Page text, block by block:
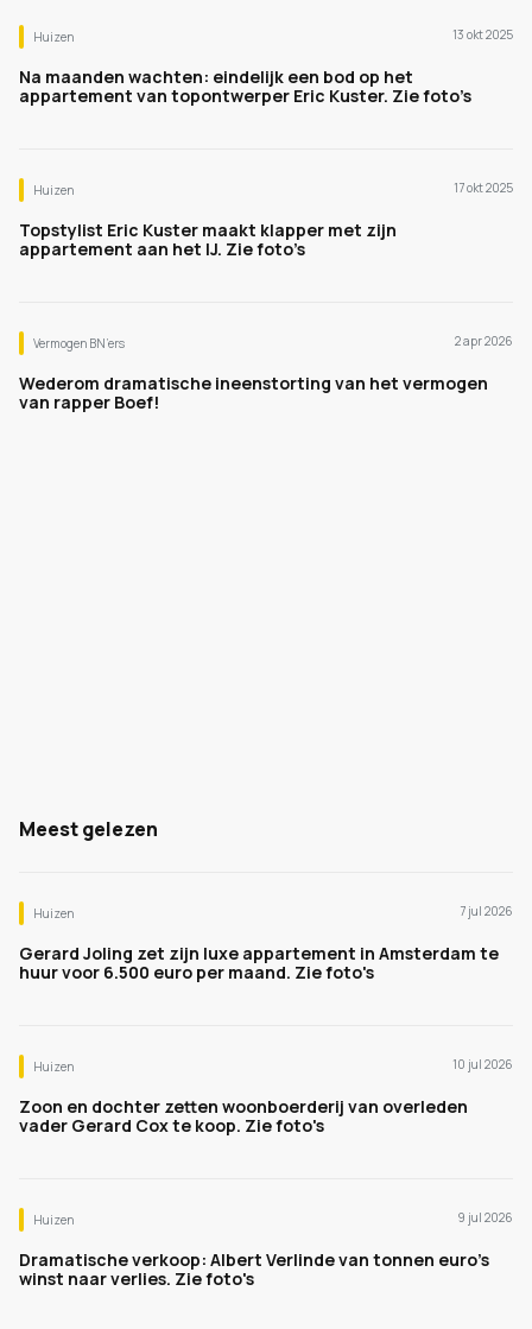
Huizen 13 okt 2025
Na maanden wachten: eindelijk een bod op het
appartement van topontwerper Eric Kuster. Zie foto’s
Huizen 17 okt 2025
Topstylist Eric Kuster maakt klapper met zijn
appartement aan het IJ. Zie foto’s
Vermogen BN’ers 2 apr 2026
Wederom dramatische ineenstorting van het vermogen
van rapper Boef!
Meest gelezen
Huizen 7 jul 2026
Gerard Joling zet zijn luxe appartement in Amsterdam te
huur voor 6.500 euro per maand. Zie foto's
Huizen 10 jul 2026
Zoon en dochter zetten woonboerderij van overleden
vader Gerard Cox te koop. Zie foto's
Huizen 9 jul 2026
Dramatische verkoop: Albert Verlinde van tonnen euro's
winst naar verlies. Zie foto's